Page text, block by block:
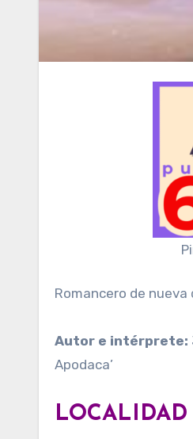
Romancero de
Autor e intérprete:
Apodaca’
LOCALIDAD